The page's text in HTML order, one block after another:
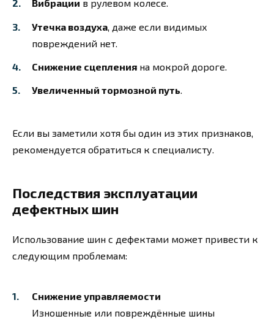
Вибрации в рулевом колесе.
Утечка воздуха , даже если видимых
повреждений нет.
Снижение сцепления на мокрой дороге.
Увеличенный тормозной путь.
Если вы заметили хотя бы один из этих признаков,
рекомендуется обратиться к специалисту.
Последствия эксплуатации
дефектных шин
Использование шин с дефектами может привести к
следующим проблемам:
Снижение управляемости
Изношенные или повреждённые шины